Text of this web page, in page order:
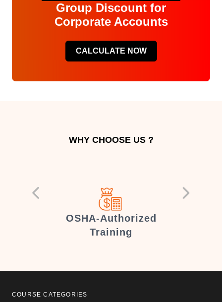
Group Discount for
Corporate Accounts
CALCULATE NOW
WHY CHOOSE US ?
OSHA-Authorized
Training
COURSE CATEGORIES